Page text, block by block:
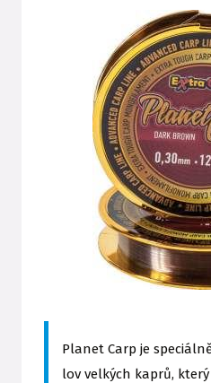
Planet Carp je
lov velkých kaprů,